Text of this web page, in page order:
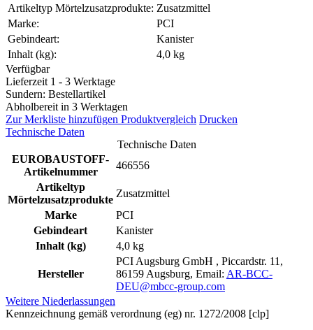
Artikeltyp Mörtelzusatzprodukte: Zusatzmittel
Marke:
PCI
Gebindeart:
Kanister
Inhalt (kg):
4,0 kg
Verfügbar
Lieferzeit 1 - 3 Werktage
Sundern: Bestellartikel
Abholbereit in 3 Werktagen
Zur Merkliste hinzufügen Produktvergleich Drucken
Technische Daten
Technische Daten
EUROBAUSTOFF-
Artikelnummer
466556
Artikeltyp
Mörtelzusatzprodukte
Zusatzmittel
Marke
PCI
Gebindeart
Kanister
Inhalt (kg)
4,0 kg
Hersteller
PCI Augsburg GmbH , Piccardstr. 11,
86159 Augsburg, Email: AR-BCC-
DEU@mbcc-group.com
Weitere Niederlassungen
Kennzeichnung gemäß verordnung (eg) nr. 1272/2008 [clp]